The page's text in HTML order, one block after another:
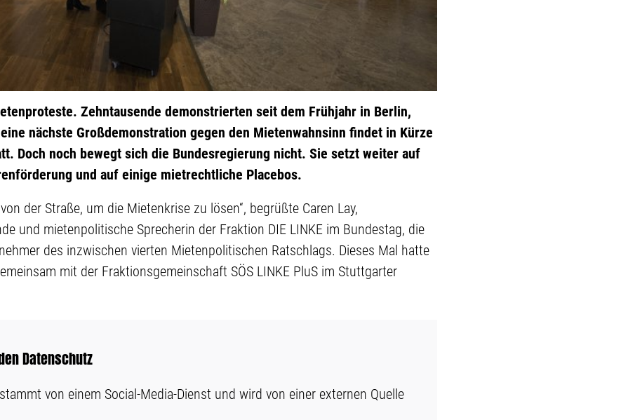
Zehntausende demonstrierten seit dem Frühjahr in Berlin,
nächste Großdemonstration gegen den Mietenwahnsinn findet in Kürze
Doch noch bewegt sich die Bundesregierung nicht. Sie setzt weiter auf
und auf einige mietrechtliche Placebos.
der Straße, um die Mietenkrise zu lösen“, begrüßte Caren Lay,
und mietenpolitische Sprecherin der Fraktion DIE LINKE im Bundestag, die
des inzwischen vierten Mietenpolitischen Ratschlags. Dieses Mal hatte
mit der Fraktionsgemeinschaft SÖS LINKE PluS im Stuttgarter
Datenschutz
von einem Social-Media-Dienst und wird von einer externen Quelle